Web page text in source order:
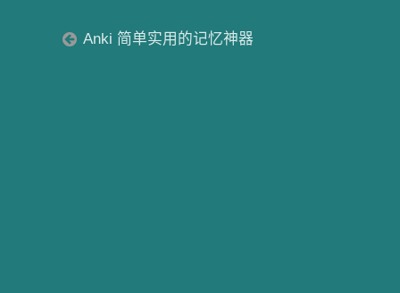
Anki 简单实用的记忆神器